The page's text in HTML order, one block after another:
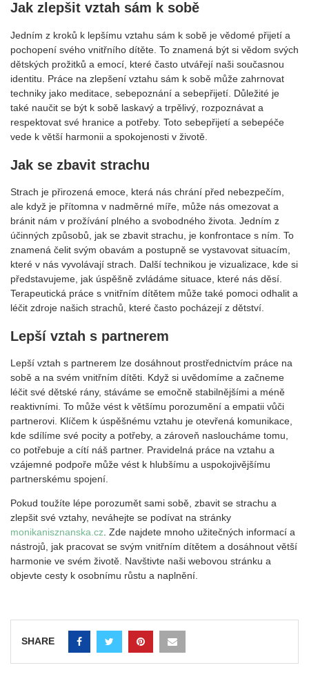
Jak zlepšit vztah sám k sobě
Jedním z kroků k lepšímu vztahu sám k sobě je vědomé přijetí a
pochopení svého vnitřního dítěte. To znamená být si vědom svých
dětských prožitků a emocí, které často utvářejí naši současnou
identitu. Práce na zlepšení vztahu sám k sobě může zahrnovat
techniky jako meditace, sebepoznání a sebepřijetí. Důležité je
také naučit se být k sobě laskavý a trpělivý, rozpoznávat a
respektovat své hranice a potřeby. Toto sebepřijetí a sebepéče
vede k větší harmonii a spokojenosti v životě.
Jak se zbavit strachu
Strach je přirozená emoce, která nás chrání před nebezpečím,
ale když je přítomna v nadměrné míře, může nás omezovat a
bránit nám v prožívání plného a svobodného života. Jedním z
účinných způsobů, jak se zbavit strachu, je konfrontace s ním. To
znamená čelit svým obavám a postupně se vystavovat situacím,
které v nás vyvolávají strach. Další technikou je vizualizace, kde si
představujeme, jak úspěšně zvládáme situace, které nás děsí.
Terapeutická práce s vnitřním dítětem může také pomoci odhalit a
léčit zdroje našich strachů, které často pocházejí z dětství.
Lepší vztah s partnerem
Lepší vztah s partnerem lze dosáhnout prostřednictvím práce na
sobě a na svém vnitřním dítěti. Když si uvědomíme a začneme
léčit své dětské rány, stáváme se emočně stabilnějšími a méně
reaktivními. To může vést k většímu porozumění a empatii vůči
partnerovi. Klíčem k úspěšnému vztahu je otevřená komunikace,
kde sdílíme své pocity a potřeby, a zároveň nasloucháme tomu,
co potřebuje a cítí náš partner. Pravidelná práce na vztahu a
vzájemné podpoře může vést k hlubšímu a uspokojivějšímu
partnerskému spojení.
Pokud toužíte lépe porozumět sami sobě, zbavit se strachu a
zlepšit své vztahy, neváhejte se podívat na stránky
monikanisznanska.cz. Zde najdete mnoho užitečných informací a
nástrojů, jak pracovat se svým vnitřním dítětem a dosáhnout větší
harmonie ve svém životě. Navštivte naši webovou stránku a
objevte cesty k osobnímu růstu a naplnění.
SHARE